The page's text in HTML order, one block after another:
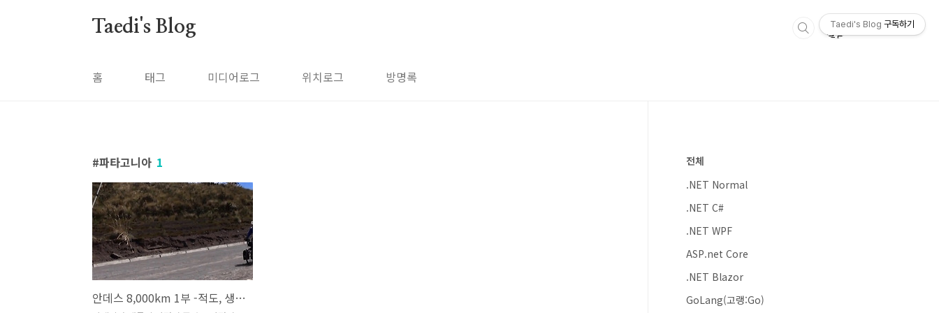
Taedi's Blog
홈 태그 미디어로그 위치로그 방명록
파타고니아 1
안데스 8,000km 1부 -적도, 생명의 땅- 편에 나온 세계일주 자전거 여행자
전체
.NET Normal
.NET C#
.NET WPF
ASP.net Core
.NET Blazor
GoLang(고랭:Go)
Taedi's Blog 구독하기